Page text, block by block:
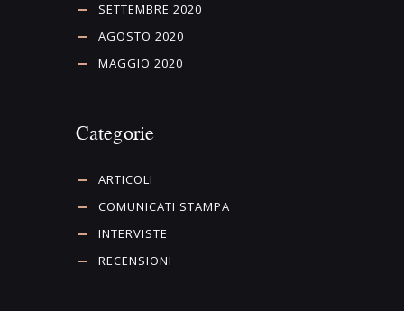
SETTEMBRE 2020
AGOSTO 2020
MAGGIO 2020
Categorie
ARTICOLI
COMUNICATI STAMPA
INTERVISTE
RECENSIONI